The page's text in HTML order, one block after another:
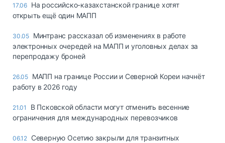
17.06 На российско-казахстанской границе хотят
открыть ещё один МАПП
30.05 Минтранс рассказал об изменениях в работе
электронных очередей на МАПП и уголовных делах за
перепродажу броней
26.05 МАПП на границе России и Северной Кореи начнёт
работу в 2026 году
21.01
В Псковской области могут отменить весенние
ограничения для международных перевозчиков
06.12 Северную Осетию закрыли для транзитных